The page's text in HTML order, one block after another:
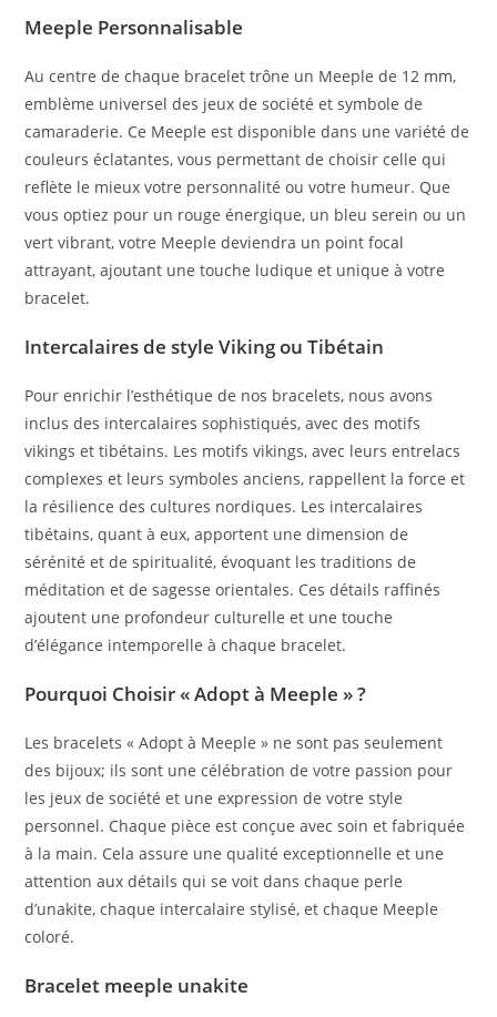
Meeple Personnalisable
Au centre de chaque bracelet trône un Meeple de 12 mm,
emblème universel des jeux de société et symbole de
camaraderie. Ce Meeple est disponible dans une variété de
couleurs éclatantes, vous permettant de choisir celle qui
reflète le mieux votre personnalité ou votre humeur. Que
vous optiez pour un rouge énergique, un bleu serein ou un
vert vibrant, votre Meeple deviendra un point focal
attrayant, ajoutant une touche ludique et unique à votre
bracelet.
Intercalaires de style Viking ou Tibétain
Pour enrichir l’esthétique de nos bracelets, nous avons
inclus des intercalaires sophistiqués, avec des motifs
vikings et tibétains. Les motifs vikings, avec leurs entrelacs
complexes et leurs symboles anciens, rappellent la force et
la résilience des cultures nordiques. Les intercalaires
tibétains, quant à eux, apportent une dimension de
sérénité et de spiritualité, évoquant les traditions de
méditation et de sagesse orientales. Ces détails raffinés
ajoutent une profondeur culturelle et une touche
d’élégance intemporelle à chaque bracelet.
Pourquoi Choisir « Adopt à Meeple » ?
Les bracelets « Adopt à Meeple » ne sont pas seulement
des bijoux; ils sont une célébration de votre passion pour
les jeux de société et une expression de votre style
personnel. Chaque pièce est conçue avec soin et fabriquée
à la main. Cela assure une qualité exceptionnelle et une
attention aux détails qui se voit dans chaque perle
d’unakite, chaque intercalaire stylisé, et chaque Meeple
coloré.
Bracelet meeple unakite